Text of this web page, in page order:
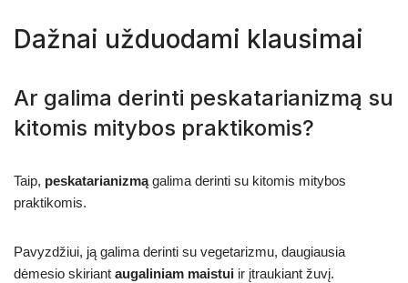
Dažnai užduodami klausimai
Ar galima derinti peskatarianizmą su
kitomis mitybos praktikomis?
Taip, peskatarianizmągalima derinti su kitomis mitybos
praktikomis.
Pavyzdžiui, ją galima derinti su vegetarizmu, daugiausia
dėmesio skiriant augaliniam maistui ir įtraukiant žuvį.